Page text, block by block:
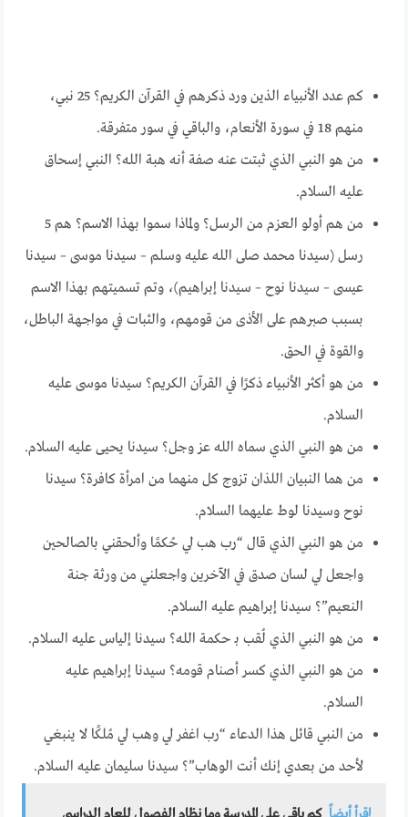
كم عدد الأنبياء الذين ورد ذكرهم في القرآن الكريم؟ 25 نبي،
منهم 18 في سورة الأنعام، والباقي في سور متفرقة.
من هو النبي الذي ثبتت عنه صفة أنه هبة الله؟ النبي إسحاق
عليه السلام.
من هم أولو العزم من الرسل؟ ولماذا سموا بهذا الاسم؟ هم 5
رسل (سيدنا محمد صلى الله عليه وسلم – سيدنا موسى – سيدنا
عيسى – سيدنا نوح – سيدنا إبراهيم)، وتم تسميتهم بهذا الاسم
بسبب صبرهم على الأذى من قومهم، والثبات في مواجهة الباطل،
والقوة في الحق.
من هو أكثر الأنبياء ذكرًا في القرآن الكريم؟ سيدنا موسى عليه
السلام.
من هو النبي الذي سماه الله عز وجل؟ سيدنا يحيى عليه السلام.
من هما النبيان اللذان تزوج كل منهما من امرأة كافرة؟ سيدنا
نوح وسيدنا لوط عليهما السلام.
من هو النبي الذي قال “رب هب لي حُكمًا وألحقني بالصالحين
واجعل لي لسان صدق في الآخرين واجعلني من ورثة جنة
النعيم”؟ سيدنا إبراهيم عليه السلام.
من هو النبي الذي لُقب بـ حكمة الله؟ سيدنا إلياس عليه السلام.
من هو النبي الذي كسر أصنام قومه؟ سيدنا إبراهيم عليه
السلام.
من النبي قائل هذا الدعاء “رب اغفر لي وهب لي مُلكًا لا ينبغي
لأحد من بعدي إنك أنت الوهاب”؟ سيدنا سليمان عليه السلام.